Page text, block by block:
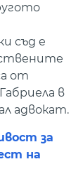
съд е
от
в
адвокат.
за
на